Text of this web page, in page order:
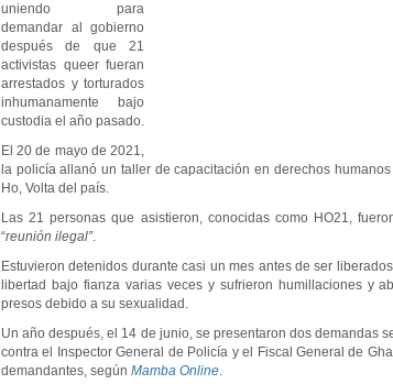
uniendo para
demandar al gobierno
después de que 21
activistas queer fueran
arrestados y torturados
inhumanamente bajo
custodia el año pasado.
El 20 de mayo de 2021,
la policía allanó un taller de capacitación en derechos
Ho, Volta del país.
Las 21 personas que asistieron, conocidas como HO21,
“reunión ilegal”.
Estuvieron detenidos durante casi un mes antes de ser
libertad bajo fianza varias veces y sufrieron humillaciones y
presos debido a su sexualidad.
Un año después, el 14 de junio, se presentaron dos demandas
contra el Inspector General de Policía y el Fiscal General de
demandantes, según Mamba Online.